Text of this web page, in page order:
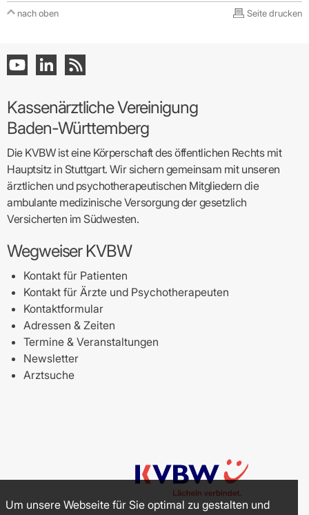
nach oben Seite drucken
Kassenärztliche Vereinigung
Baden-Württemberg
Die KVBW ist eine Körperschaft des öffentlichen Rechts mit
Hauptsitz in Stuttgart. Wir sichern gemeinsam mit unseren
ärztlichen und psychotherapeutischen Mitgliedern die
ambulante medizinische Versorgung der gesetzlich
Versicherten im Südwesten.
Wegweiser KVBW
Kontakt für Patienten
Kontakt für Ärzte und Psychotherapeuten
Kontaktformular
Adressen & Zeiten
Termine & Veranstaltungen
Newsletter
Arztsuche
Um unsere Webseite für Sie optimal zu gestalten und